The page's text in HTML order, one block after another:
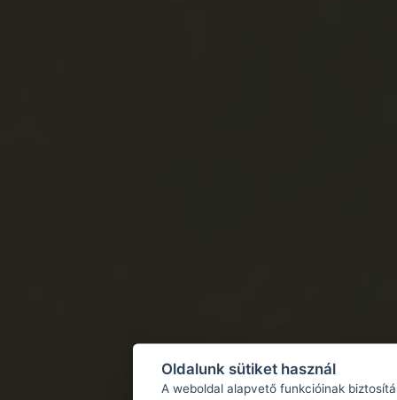
Oldalunk sütiket használ
A weboldal alapvető funkcióinak